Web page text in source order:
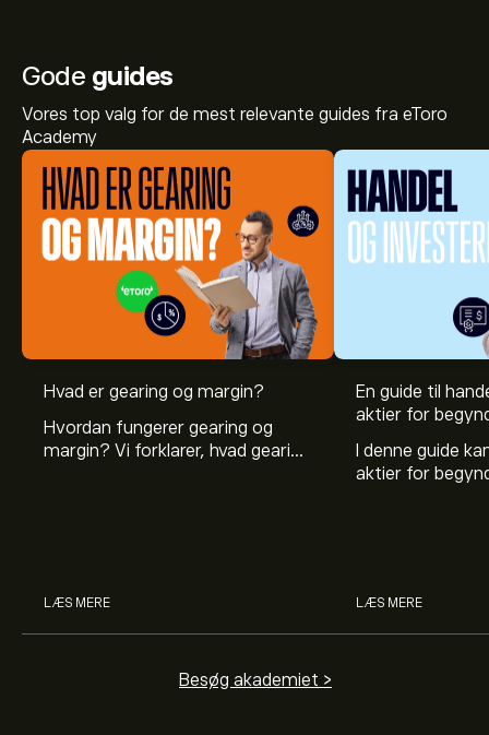
Gode guides
Vores top valg for de mest relevante guides fra eToro
Academy
Hvad er gearing og margin?
Hvordan fungerer gearing og
margin? Vi forklarer, hvad gearing
LÆS MERE
En guide til
aktier for
I denne guide
aktier for
LÆS MERE
Besøg akademiet >